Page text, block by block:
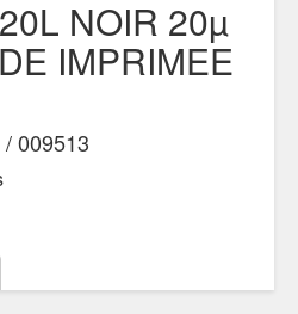
moi
NOIR 20µ
IMPRIMEE
009513